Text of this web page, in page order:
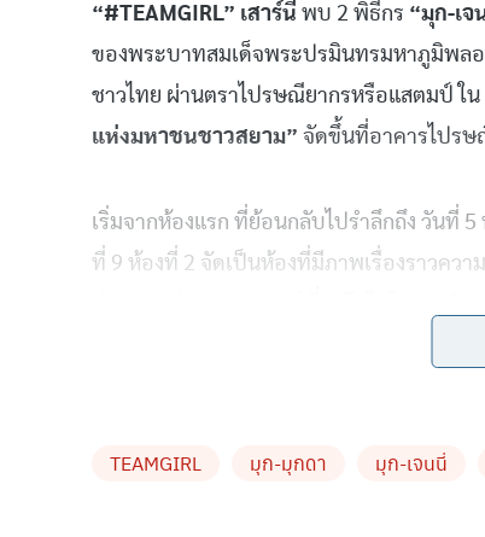
“#TEAMGIRL” เสาร์นี้ พบ 2 พิธีกร “มุก-เจ
ของพระบาทสมเด็จพระปรมินทรมหาภูมิพลอ
ชาวไทย ผ่านตราไปรษณียากรหรือแสตมป์ ใน
แห่งมหาชนชาวสยาม” จัดขึ้นที่อาคารไปรษ
เริ่มจากห้องแรก ที่ย้อนกลับไปรำลึกถึง วันที่
ที่ 9 ห้องที่ 2 จัดเป็นห้องที่มีภาพเรื่องราวคว
ของไทย เพื่อที่พระองค์จะได้รู้และเข้าใจปัญ
แสตมป์ดวงที่ยาวที่สุดในโลก จัดทำขึ้นเนื่องใ
TEAMGIRL มุก-มุกดา มุก-เจนนี่